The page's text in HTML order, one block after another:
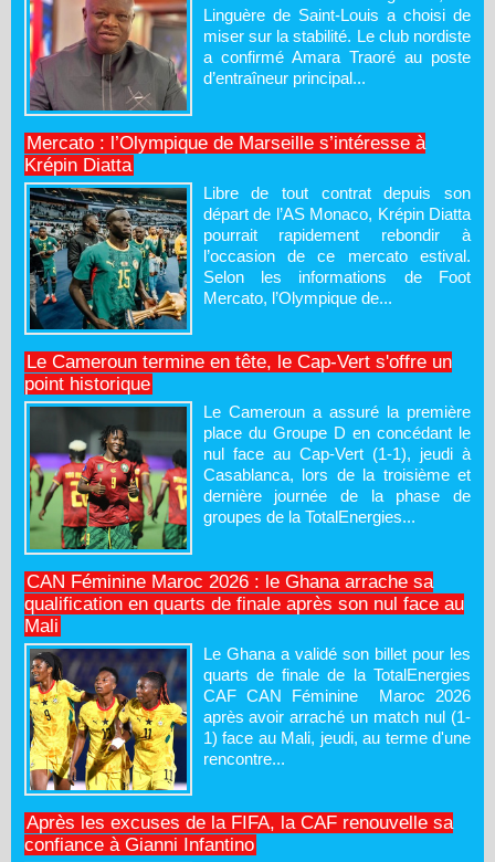
Linguère de Saint-Louis a choisi de
miser sur la stabilité. Le club nordiste
a confirmé Amara Traoré au poste
d’entraîneur principal...
Mercato : l’Olympique de Marseille s’intéresse à
Krépin Diatta
Libre de tout contrat depuis son
départ de l’AS Monaco, Krépin Diatta
pourrait rapidement rebondir à
l’occasion de ce mercato estival.
Selon les informations de Foot
Mercato, l’Olympique de...
Le Cameroun termine en tête, le Cap-Vert s'offre un
point historique
Le Cameroun a assuré la première
place du Groupe D en concédant le
nul face au Cap-Vert (1-1), jeudi à
Casablanca, lors de la troisième et
dernière journée de la phase de
groupes de la TotalEnergies...
CAN Féminine Maroc 2026 : le Ghana arrache sa
qualification en quarts de finale après son nul face au
Mali
Le Ghana a validé son billet pour les
quarts de finale de la TotalEnergies
CAF CAN Féminine Maroc 2026
après avoir arraché un match nul (1-
1) face au Mali, jeudi, au terme d'une
rencontre...
Après les excuses de la FIFA, la CAF renouvelle sa
confiance à Gianni Infantino